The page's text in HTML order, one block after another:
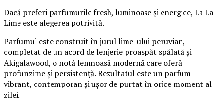
Dacă preferi parfumurile fresh, luminoase și energice, La La
Lime este alegerea potrivită.
Parfumul este construit în jurul lime-ului peruvian,
completat de un acord de lenjerie proaspăt spălată și
Akigalawood, o notă lemnoasă modernă care oferă
profunzime și persistență. Rezultatul este un parfum
vibrant, contemporan și ușor de purtat în orice moment al
zilei.